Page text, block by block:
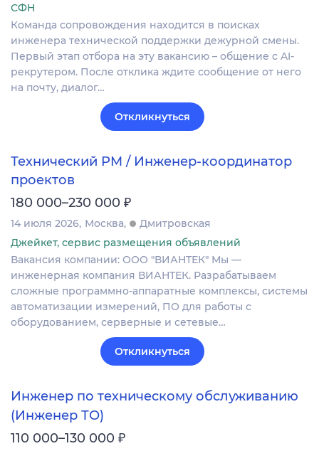
СФН
Команда сопровождения находится в поисках
инженера технической поддержки дежурной смены.
Первый этап отбора на эту вакансию – общение с AI-
рекрутером. После отклика ждите сообщение от него
на почту, диалог…
Откликнуться
Технический PM / Инженер-координатор
проектов
180 000–230 000 ₽
14 июля 2026 Москва
Дмитровская
Джейкет, сервис размещения объявлений
Вакансия компании: ООО "ВИАНТЕК" Мы —
инженерная компания ВИАНТЕК. Разрабатываем
сложные программно-аппаратные комплексы, системы
автоматизации измерений, ПО для работы с
оборудованием, серверные и сетевые…
Откликнуться
Инженер по техническому обслуживанию
(Инженер ТО)
110 000–130 000 ₽